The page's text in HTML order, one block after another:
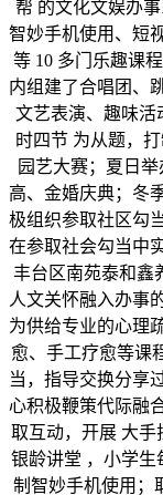
帮 的文化文娱办
智妙手机使用、短
等 10 多门乐趣课
内组建了合唱团、
文艺表演、趣味活
时四节 为从题，
园艺大赛；夏日
高、金婚庆典；冬
极组织参取社区勾
在参取社会勾当中
丰台区南苑泰和鑫
人文关怀融入办事
为供给专业的心理
愈、手工疗愈等课
当，指导交换分享
心积极鞭策代际融
取互动，开展 大手
银龄讲堂 ，小学生
制智妙手机使用；